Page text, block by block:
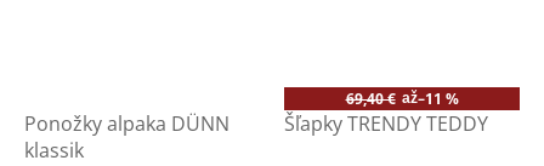
Ponožky alpaka DÜNN
klassik
69,40 € až–11 %
Šľapky TRENDY TEDDY